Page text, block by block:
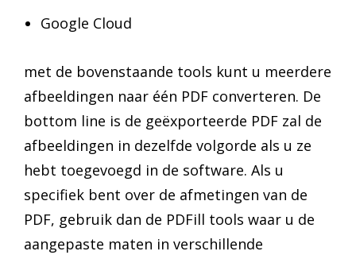
Google Cloud
met de bovenstaande tools kunt u meerdere
afbeeldingen naar één PDF converteren. De
bottom line is de geëxporteerde PDF zal de
afbeeldingen in dezelfde volgorde als u ze
hebt toegevoegd in de software. Als u
specifiek bent over de afmetingen van de
PDF, gebruik dan de PDFill tools waar u de
aangepaste maten in verschillende